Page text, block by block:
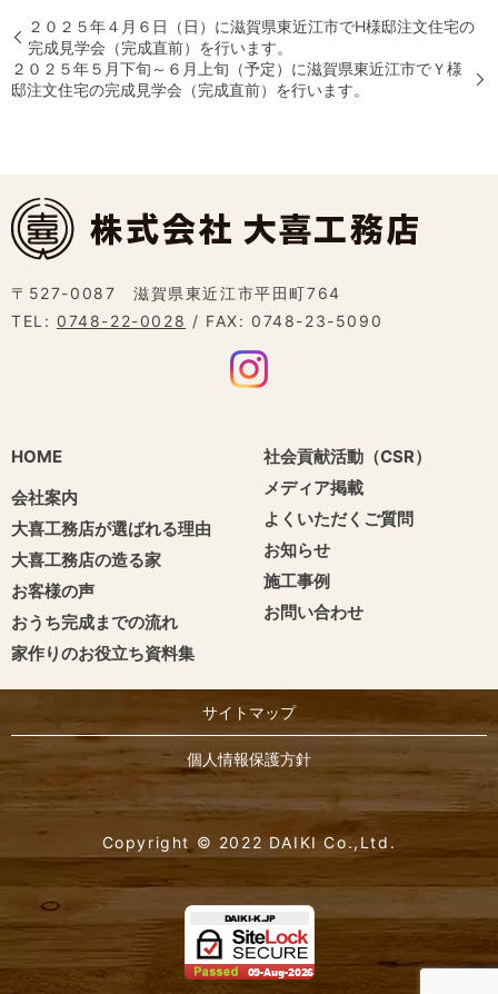
２０２５年４月６日（日）に滋賀県東近江市でH様邸注文住宅の
完成見学会（完成直前）を行います。
２０２５年５月下旬～６月上旬（予定）に滋賀県東近江市でＹ様
邸注文住宅の完成見学会（完成直前）を行います。
〒527-0087 滋賀県東近江市平田町764
TEL: 0748-22-0028 / FAX: 0748-23-5090
HOME
会社案内
大喜工務店が選ばれる理由
大喜工務店の造る家
お客様の声
おうち完成までの流れ
家作りのお役立ち資料集
社会貢献活動（CSR）
メディア掲載
よくいただくご質問
お知らせ
施工事例
お問い合わせ
サイトマップ
個人情報保護方針
Copyright © 2022 DAIKI Co.,Ltd.